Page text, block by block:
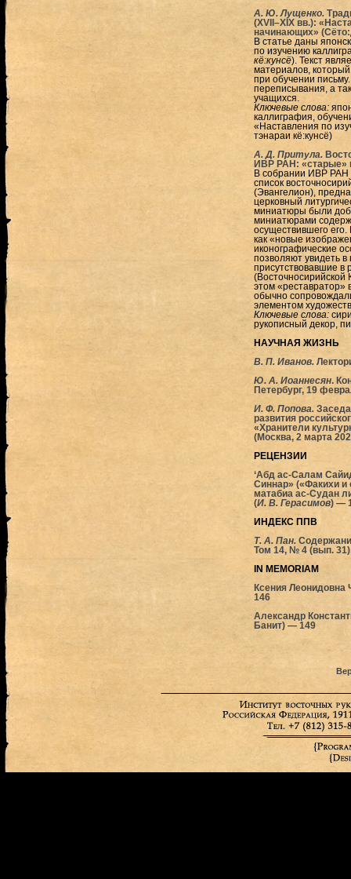
А. Ю. Лущенко.
(XVII–XIX вв.):
начинающих»
В статье даны
по изучению
кё:кунсё). Текст
материалов,
при обучении
переписывания, а
учащихся.
Ключевые слова:
каллиграфия,
«Наставления по
тэнараи кё:кунсё)
А. Д. Притула.
ИВР РАН: «старые»
В собрании ИВР РАН
список
(Эвангелион),
церковный
миниатюры были
миниатюрами
осуществившего его.
как «новые
иконографические
позволяют увидеть
присутствовавшие в
(Восточносирийской
этом «реставратор»
обычно
элементом
Ключевые слова:
рукописный декор,
НАУЧНАЯ ЖИЗНЬ
В. П. Иванов.
Ю. А. Иоаннесян.
Петербург, 19
И. Ф. Попова.
развития
«Хранители
(Москва, 2 марта
РЕЦЕНЗИИ
‘Абд ас-Салам
Синнар» («Факихи и
матабиа ас-Судан
(И. В. Герасимов) —
ИНДЕКС ППВ
Т. А. Пан.
Том 14, № 4 (вып.
IN MEMORIAM
Ксения Леонидовна
146
Александр
Банит) — 149